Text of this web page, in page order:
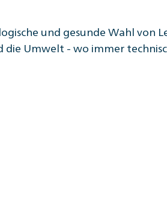
und gesunde Wahl von
Umwelt - wo immer